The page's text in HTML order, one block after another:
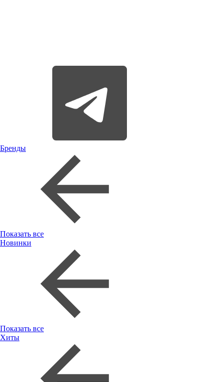
Бренды
Показать все
Новинки
Показать все
Хиты